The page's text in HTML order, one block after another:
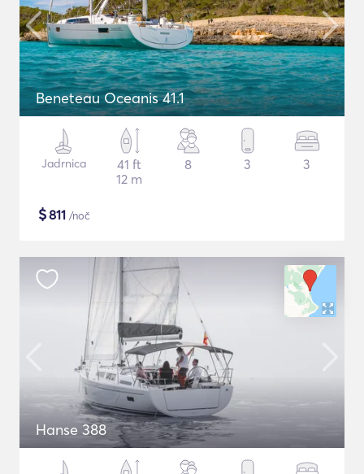
Beneteau Oceanis 41.1
Jadrnica
41 ft
12 m
8 3 3
$811 /noč
Hanse 388